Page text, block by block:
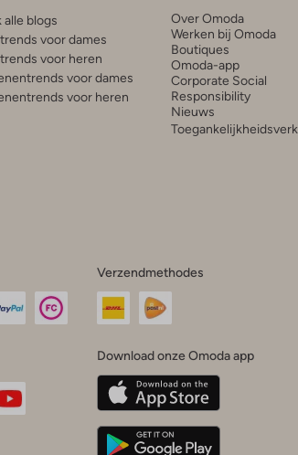
alle blogs
voor dames
voor heren
voor dames
voor heren
Over Omoda
Werken bij Omoda
Boutiques
Omoda-app
Corporate Social
Responsibility
Nieuws
Verzendmethodes
Download onze Omoda app